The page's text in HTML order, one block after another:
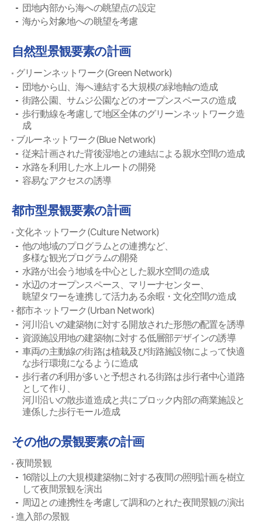
団地内部から海への眺望点の設定
海から対象地への眺望を考慮
自然型景観要素の計画
グリーンネットワーク(Green Network)
団地から山、海へ連結する大規模の緑地軸の造成
街路公園、サムジ公園などのオープンスペースの造成
歩行動線を考慮して地区全体のグリーンネットワーク造
成
ブルーネットワーク(Blue Network)
従来計画された背後湿地との連結による親水空間の造成
水路を利用した水上ルートの開発
容易なアクセスの誘導
都市型景観要素の計画
文化ネットワーク(Culture Network)
他の地域のプログラムとの連携など、
多様な観光プログラムの開発
水路が出会う地域を中心とした親水空間の造成
水辺のオープンスペース、マリーナセンター、
眺望タワーを連携して活力ある余暇・文化空間の造成
都市ネットワーク(Urban Network)
河川沿いの建築物に対する開放された形態の配置を誘導
資源施設用地の建築物に対する低層部デザインの誘導
車両の主動線の街路は植栽及び街路施設物によって快適
な歩行環境になるように造成
歩行者の利用が多いと予想される街路は歩行者中心道路
として作り、
河川沿いの散歩道造成と共にブロック内部の商業施設と
連係した歩行モール造成
その他の景観要素の計画
夜間景観
16階以上の大規模建築物に対する夜間の照明計画を樹立
して夜間景観を演出
周辺との連携性を考慮して調和のとれた夜間景観の演出
進入部の景観